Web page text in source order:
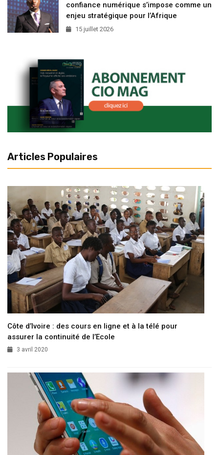
confiance numérique s’impose comme un
enjeu stratégique pour l’Afrique
15 juillet 2026
Articles Populaires
Côte d’Ivoire : des cours en ligne et à la télé pour
assurer la continuité de l’Ecole
3 avril 2020